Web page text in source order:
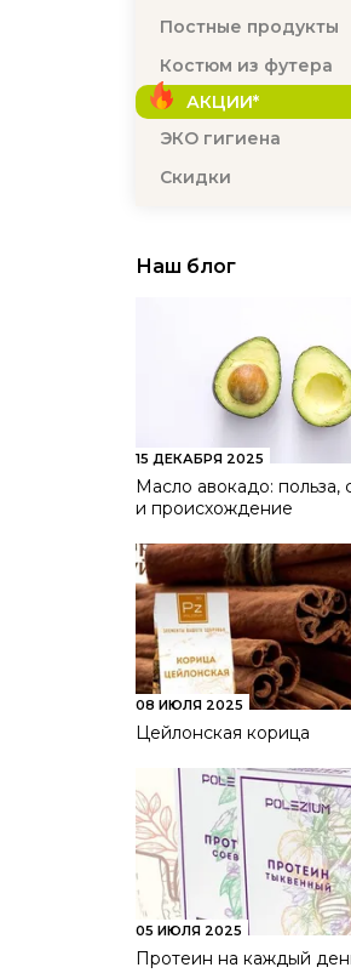
Постные продукты
Костюм из футера
АКЦИИ*
ЭКО гигиена
Скидки
Наш блог
15 ДЕКАБРЯ 2025
Масло авокадо: польза,
и происхождение
08 ИЮЛЯ 2025
Цейлонская корица
05 ИЮЛЯ 2025
Протеин на каждый